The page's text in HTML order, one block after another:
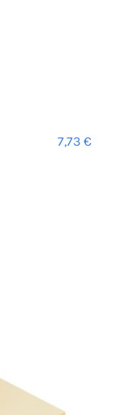
7,73€